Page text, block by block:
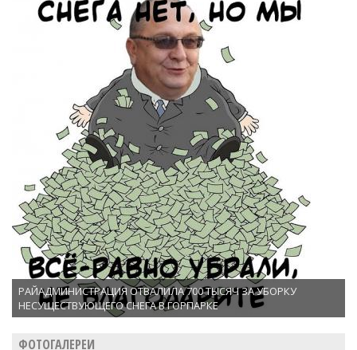
РАЙАДМИНИСТРАЦИЯ ОТВАЛИЛА 700 ТЫСЯЧ ЗА УБОРКУ
НЕСУЩЕСТВУЮЩЕГО СНЕГА В ГОРПАРКЕ
ФОТОГАЛЕРЕИ